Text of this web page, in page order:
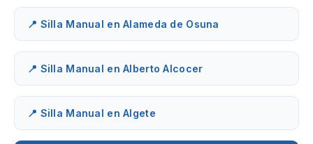
📍 Silla Manual en Alameda de Osuna
📍 Silla Manual en Alberto Alcocer
📍 Silla Manual en Algete